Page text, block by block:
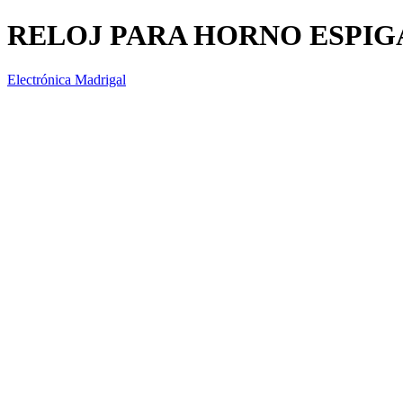
RELOJ PARA HORNO
Electrónica Madrigal